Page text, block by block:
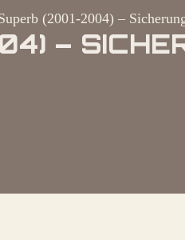
(2001-2004) –
–